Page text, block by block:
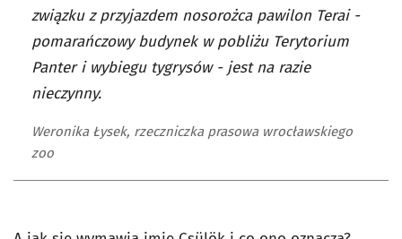
związku z przyjazdem nosorożca pawilon Terai -
pomarańczowy budynek w pobliżu Terytorium
Panter i wybiegu tygrysów - jest na razie
nieczynny.
Weronika Łysek, rzeczniczka prasowa wrocławskiego
zoo